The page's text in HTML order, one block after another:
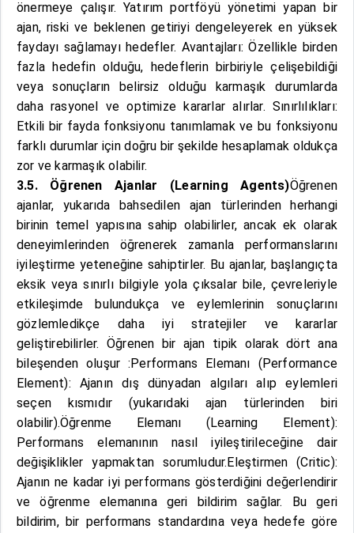
önermeye çalışır. Yatırım portföyü yönetimi yapan bir
ajan, riski ve beklenen getiriyi dengeleyerek en yüksek
faydayı sağlamayı hedefler. Avantajları: Özellikle birden
fazla hedefin olduğu, hedeflerin birbiriyle çelişebildiği
veya sonuçların belirsiz olduğu karmaşık durumlarda
daha rasyonel ve optimize kararlar alırlar. Sınırlılıkları:
Etkili bir fayda fonksiyonu tanımlamak ve bu fonksiyonu
farklı durumlar için doğru bir şekilde hesaplamak oldukça
zor ve karmaşık olabilir.
3.5. Öğrenen Ajanlar (Learning Agents)Öğrenen
ajanlar, yukarıda bahsedilen ajan türlerinden herhangi
birinin temel yapısına sahip olabilirler, ancak ek olarak
deneyimlerinden öğrenerek zamanla performanslarını
iyileştirme yeteneğine sahiptirler. Bu ajanlar, başlangıçta
eksik veya sınırlı bilgiyle yola çıksalar bile, çevreleriyle
etkileşimde bulundukça ve eylemlerinin sonuçlarını
gözlemledikçe daha iyi stratejiler ve kararlar
geliştirebilirler. Öğrenen bir ajan tipik olarak dört ana
bileşenden oluşur :Performans Elemanı (Performance
Element): Ajanın dış dünyadan algıları alıp eylemleri
seçen kısmıdır (yukarıdaki ajan türlerinden biri
olabilir).Öğrenme Elemanı (Learning Element):
Performans elemanının nasıl iyileştirileceğine dair
değişiklikler yapmaktan sorumludur.Eleştirmen (Critic):
Ajanın ne kadar iyi performans gösterdiğini değerlendirir
ve öğrenme elemanına geri bildirim sağlar. Bu geri
bildirim, bir performans standardına veya hedefe göre